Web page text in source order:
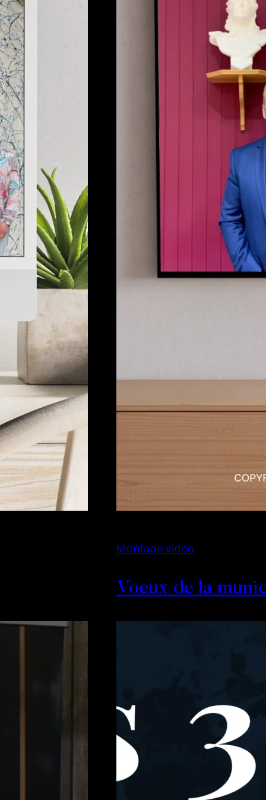
Montage vidéo
Voeux de la